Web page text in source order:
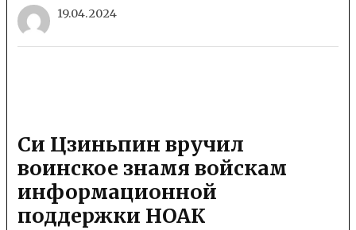
19.04.2024
Си Цзиньпин вручил
воинское знамя войскам
информационной
поддержки НОАК